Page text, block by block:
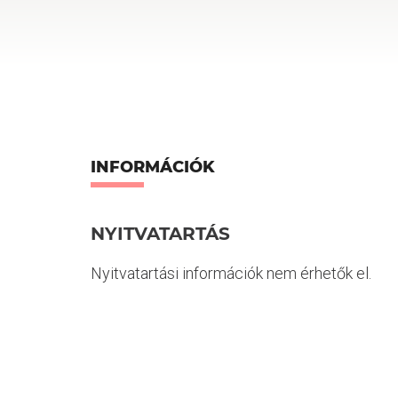
INFORMÁCIÓK
NYITVATARTÁS
Nyitvatartási információk nem érhetők el.